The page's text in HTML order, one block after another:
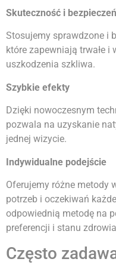
Skuteczność i
Stosujemy sprawdzone i
które zapewniają trwałe i
uszkodzenia szkliwa.
Szybkie efekty
Dzięki nowoczesnym
pozwala na uzyskanie
jednej wizycie.
Indywidualne podejście
Oferujemy różne metody
potrzeb i oczekiwań
odpowiednią metodę na
preferencji i stanu
Często